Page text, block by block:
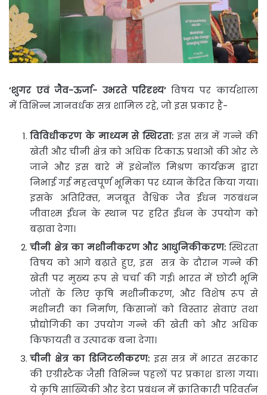
‘शुगर एवं जैव-ऊर्जा- उभरते परिदृश्य‘विषय पर कार्यशाला
में विभिन्न ज्ञानवर्धक सत्र शामिल रहे, जो इस प्रकार हैं-
विविधीकरण के माध्यम से स्थिरता: इस सत्र में गन्ने की
खेती और चीनी क्षेत्र को अधिक टिकाऊ प्रथाओं की ओर ले
जाने और इस बारे में इथेनॉल मिश्रण कार्यक्रम द्वारा
निभाई गई महत्वपूर्ण भूमिका पर ध्यान केंद्रित किया गया।
इसके अतिरिक्‍त, मजबूत वैश्विक जैव ईंधन गठबंधन
जीवाश्म ईंधन के स्थान पर हरित ईंधन के उपयोग को
बढ़ावा देगा।
चीनी क्षेत्र का मशीनीकरण और आधुनिकीकरण:स्थिरता
विषय को आगे बढ़ाते हुए, इस सत्र के दौरान गन्ने की
खेती पर मुख्‍य रूप से चर्चा की गई। भारत में छोटी भूमि
जोतों के लिए कृषि मशीनीकरण, और विशेष रूप से
मशीनरी का निर्माण, किसानों को विस्तार सेवाएं तथा
प्रौद्योगिकी का उपयोग गन्ने की खेती को और अधिक
किफायती व उत्पादक बना देगा।
चीनी क्षेत्र का डिजिटलीकरण:इस सत्र में भारत सरकार
की एग्रीस्टैक जैसी विभिन्न पहलों पर प्रकाश डाला गया।
ये कृषि सांख्यिकी और डेटा प्रबंधन में क्रांतिकारी परिवर्तन